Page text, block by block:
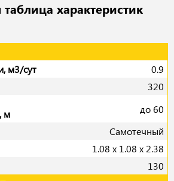
характеристик
0.9
320
до 60
Самотечный
1.08 x 1.08 x 2.38
130